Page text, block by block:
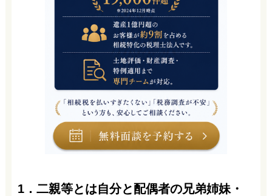
1．二親等とは自分と配偶者の兄弟姉妹・